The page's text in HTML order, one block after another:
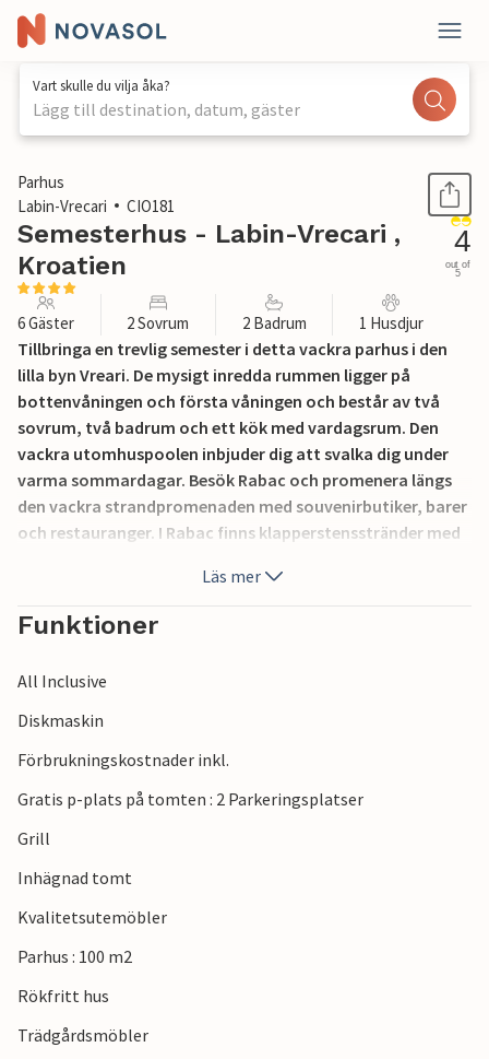
Vart skulle du vilja åka?
Lägg till destination, datum, gäster
1 / 38
Parhus
Labin-Vrecari
CIO181
Semesterhus - Labin-Vrecari ,
Kroatien
4
out of
5
6 Gäster 2 Sovrum 2 Badrum 1 Husdjur
Tillbringa en trevlig semester i detta vackra parhus i den
lilla byn Vreari. De mysigt inredda rummen ligger på
bottenvåningen och första våningen och består av två
sovrum, två badrum och ett kök med vardagsrum. Den
vackra utomhuspoolen inbjuder dig att svalka dig under
varma sommardagar. Besök Rabac och promenera längs
den vackra strandpromenaden med souvenirbutiker, barer
och restauranger. I Rabac finns klapperstensstränder med
båtturer. Du kan också besöka den historiska stadskärnan i
staden Labin, som ligger på en kulle, där många
evenemang hålls på sommaren.
Läs mer
Funktioner
All Inclusive
Diskmaskin
Förbrukningskostnader inkl.
Gratis p-plats på tomten : 2 Parkeringsplatser
Grill
Inhägnad tomt
Kvalitetsutemöbler
Parhus : 100 m2
Rökfritt hus
Trädgårdsmöbler